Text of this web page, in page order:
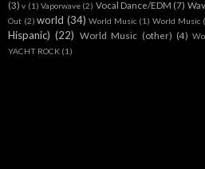
(3) v (1) Vaporwave (2) Vocal Dance/EDM (7)
Out (2) world (34) World Music (1) World Music
Hispanic) (22) World Music (other) (4)
YACHT ROCK (1)